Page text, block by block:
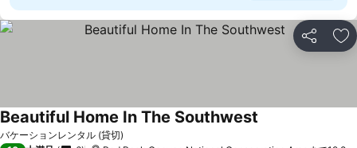
シェア お
バケーションレンタル (貸切)
Beautiful Home In The Southwest